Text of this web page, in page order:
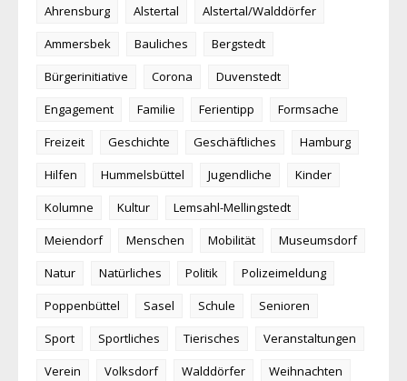
Ahrensburg Alstertal
Alstertal/Walddörfer
Ammersbek
Bauliches
Bergstedt
Bürgerinitiative
Corona
Duvenstedt
Engagement
Familie Ferientipp
Formsache
Freizeit
Geschichte Geschäftliches
Hamburg
Hilfen
Hummelsbüttel Jugendliche
Kinder
Kolumne
Kultur
Lemsahl-Mellingstedt
Meiendorf
Menschen Mobilität
Museumsdorf
Natur
Natürliches Politik
Polizeimeldung
Poppenbüttel
Sasel Schule
Senioren
Sport
Sportliches Tierisches
Veranstaltungen
Verein
Volksdorf Walddörfer
Weihnachten